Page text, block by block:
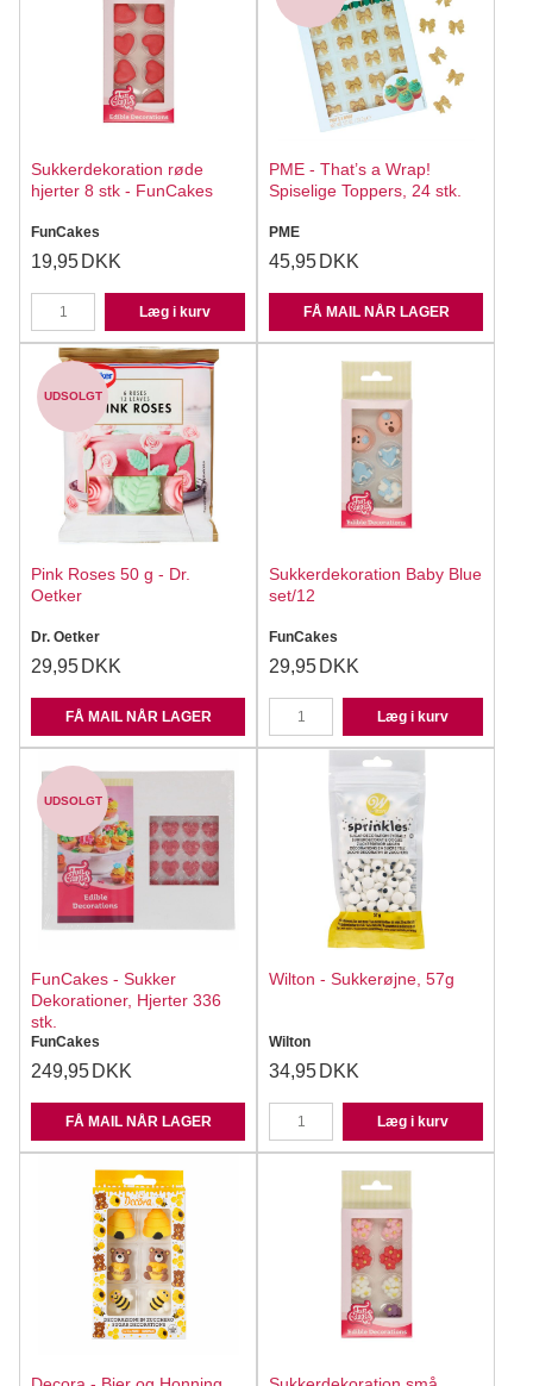
Sukkerdekoration røde
hjerter 8 stk - FunCakes
FunCakes
19,95 DKK
Læg i kurv
PME - That’s a Wrap!
Spiselige Toppers, 24 stk.
PME
45,95 DKK
FÅ MAIL NÅR LAGER
UDSOLGT
Pink Roses 50 g - Dr.
Oetker
Dr. Oetker
29,95 DKK
FÅ MAIL NÅR LAGER
Sukkerdekoration Baby Blue
set/12
FunCakes
29,95 DKK
Læg i kurv
UDSOLGT
FunCakes - Sukker
Dekorationer, Hjerter 336
stk.
FunCakes
249,95 DKK
FÅ MAIL NÅR LAGER
Wilton - Sukkerøjne, 57g
Wilton
34,95 DKK
Læg i kurv